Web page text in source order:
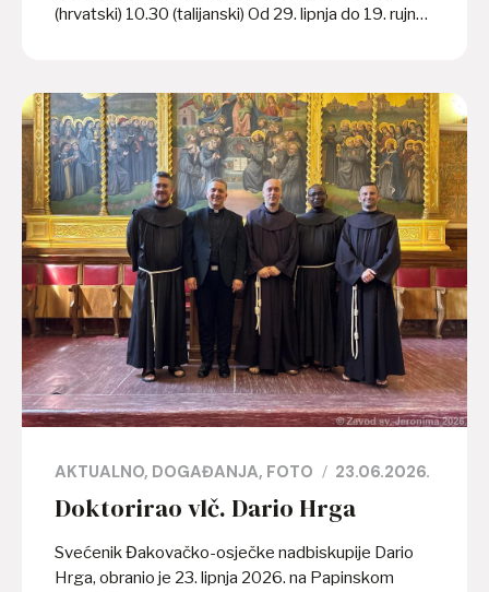
(hrvatski) 10.30 (talijanski) Od 29. lipnja do 19. rujna
hrvatskome jeziku tijekom mjeseca srpnja i
kolovoza neka se jave na mail:
collegium.croaticum@gmail.com Od nedjelje 20.
rujna 2026. započinje redoviti raspored svetih misa.
AKTUALNO DOGAĐANJA FOTO 23.06.2026.
Doktorirao vlč. Dario Hrga
Svećenik Đakovačko-osječke nadbiskupije Dario
Hrga, obranio je 23. lipnja 2026. na Papinskom